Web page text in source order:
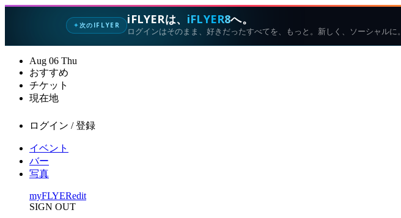
✦次のIFLYER iFLYERは、 iFLYER8へ。
ログインはそのまま、好きだったすべてを、もっと。新しく、ソーシャルに。
Aug 06 Thu
おすすめ
チケット
現在地
ログイン / 登録
イベント
バー
写真
myFLYERedit
SIGN OUT